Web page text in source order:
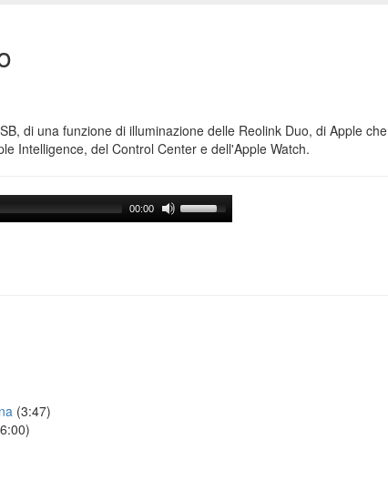
di una funzione di illuminazione delle Reolink Duo, di Apple che
Intelligence, del Control Center e dell'Apple Watch.
00:00
(3:47)